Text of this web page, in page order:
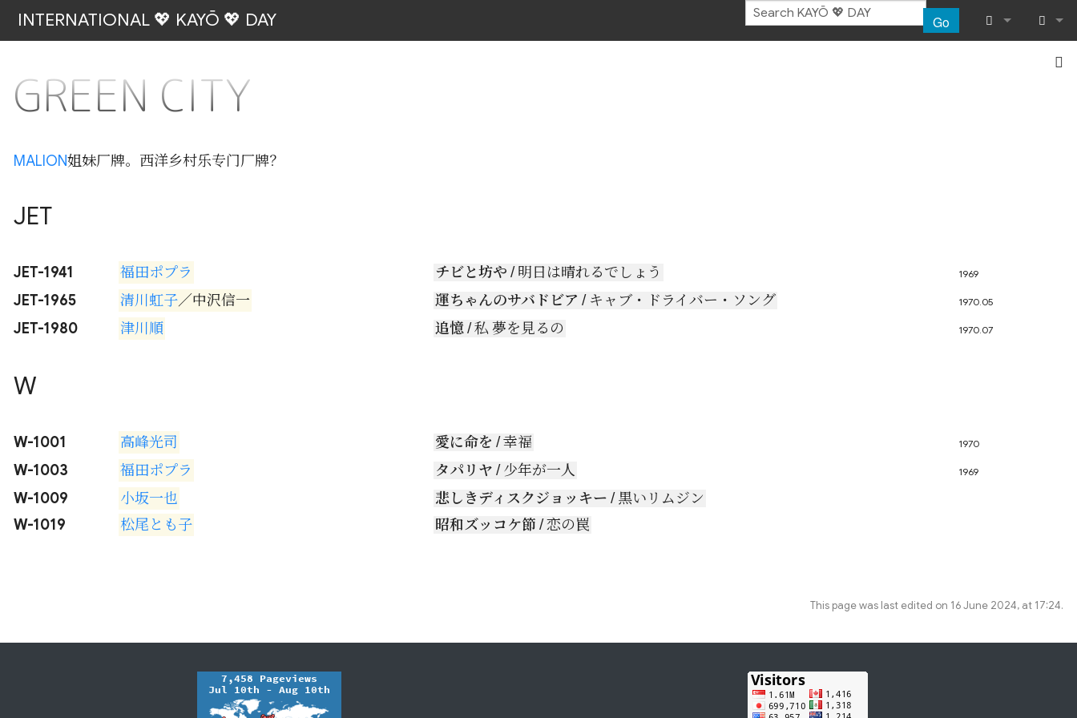
INTERNATIONAL 💖 KAYŌ 💖 DAY Go
What links
Log in
GREEN CITY
MALION姐妹厂牌。西洋乡村乐专门厂牌？
JET
JET-1941 福田ポプラ チビと坊や / 明日は晴れるでしょう 1969
JET-1965 清川虹子／中沢信一 運ちゃんのサバドビア / キャブ・ドライバー・ソング 1970.05
JET-1980 津川順 追憶/ 私 夢を見るの 1970.07
W
W-1001 高峰光司 愛に命を / 幸福 1970
W-1003 福田ポプラ タパリヤ / 少年が一人 1969
W-1009 小坂一也 悲しきディスクジョッキー / 黒いリムジン
W-1019
松尾とも子 昭和ズッコケ節 / 恋の罠
This page was last edited on 16 June 2024, at 17:24.